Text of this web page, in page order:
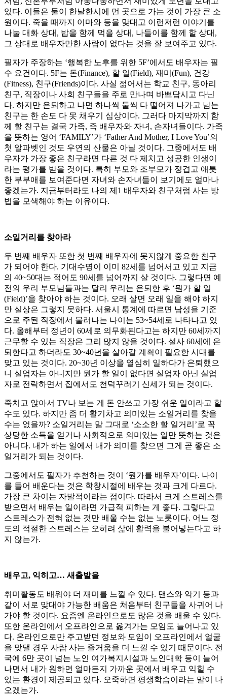
있다. 이들은 둘이 한날한시에 먼 곳으로 가는 것이 가장 큰 소
원이다. 죽을 때까지 이마와 등을 맞대고 이런저런 이야기를
나눌 대화 상대, 밥을 함께 먹을 상대, 나들이를 함께 할 상대,
그 상대로 배우자만한 사람이 없다는 것을 잘 보여주고 있다.
필자가 주장하는 ‘행복한 노후를 위한 5F’에서도 배우자는 필
수 요건이다. 5F는 돈(Finance), 할 일(Field), 재미(Fun), 건강
(Fitness), 친구(Friends)이다. 사실 젊어서는 학교 친구, 동아리
친구, 직장이나 사회 친구들을 주로 만나며 바쁘답시고 다닌
다. 하지만 은퇴하고 나면 하나씩 둘씩 다 떨어져 나가고 남는
친구는 한 손도 다 못 채우기 십상이다. 그러다 마지막까지 함
께 할 친구는 결국 가족, 즉 배우자와 자녀, 손자녀들이다. 가족
을 뜻하는 영어 ‘FAMILY’가 ‘Father And Mother, I Love You’의
첫 알파벳인 것도 우연의 산물은 아닐 것이다. 그중에서도 배
우자가 가장 좋은 친구라면 다른 것 다 제치고 성공한 인생이
라는 평가를 받을 것이다. 특히 부모와 조부모가 정겹고 애틋
한 부부애를 보여준다면 자녀와 손자녀들이 보기에도 얼마나
좋겠는가. 지금부터라도 나의 제1 배우자와 친구처럼 사는 방
법을 모색해야 하는 이유이다.
소일거리를 찾아라
두 번째 배우자 또한 첫 번째 배우자에 못지않게 중요한 친구
가 되어야 한다. 기대수명이 이미 82세를 넘어서고 있고 지금
의 40~50대는 적어도 90세를 넘어까지 살 것이다. 그렇다면 예
전의 우리 부모님들과는 달리 우리는 은퇴한 후 ‘뭔가 할 일
(Field)’을 찾아야 하는 것이다. 오래 살면 오래 일을 해야 하지
만 실상은 그렇지 못하다. 서울시 통계에 따르면 남성을 기준
으로 주된 직장에서 물러나는 나이는 53~54세로 나타나고 있
다. 올해부터 정년이 60세로 의무화된다고는 하지만 60세까지
근무할 수 있는 직장은 그리 많지 않을 것이다. 설사 60세에 은
퇴한다고 하더라도 30~40년을 살아갈 계획이 필요한 시대를
맞고 있는 것이다. 20~30년 이상을 열심히 일하다가 은퇴했으
니 실업자는 아니지만 뭔가 할 일이 없다면 실업자 아닌 실업
자로 전락하면서 집에서도 천덕꾸러기 신세가 되는 것이다.
죽치고 앉아서 TV나 보는 게 돈 안쓰고 가장 쉬운 일이라고 할
수도 있다. 하지만 좀 더 활기차고 의미있는 소일거리를 찾을
수는 없을까? 소일거리는 말 그대로 ‘소소한 할 일거리’로 꼭
상당한 소득을 얻거나 사회적으로 의미있는 일만 뜻하는 것은
아니다. 내가 하는 일에서 내가 의미를 찾으면 그게 곧 좋은 소
일거리가 되는 것이다.
그중에서도 필자가 추천하는 것이 ‘뭔가를 배우자’이다. 나이
를 들어 배운다는 것은 학창시절에 배우는 것과 크게 다르다.
가장 큰 차이는 자발적이라는 점이다. 따라서 크게 스트레스를
받으면서 배우는 일이라면 가급적 피하는 게 좋다. 그렇다고
스트레스가 전혀 없는 것만 배울 수는 없는 노릇이다. 어느 정
도의 적절한 스트레스는 오히려 삶에 활력을 불어넣는다고 하
지 않는가.
배우고, 익히고… 새출발을
취미활동도 배워야 더 재미를 느낄 수 있다. 댄스와 악기 등과
같이 서로 맞대야 가능한 배움은 처음부터 친구들을 사귀어 나
가야 할 것이다. 요즘엔 온라인으로도 많은 것을 배울 수 있다.
또한 온라인에서 오프라인으로 옮겨가는 모임도 늘어나고 있
다. 온라인으로만 주고받던 정보와 모임이 오프라인에서 얼굴
을 맞댈 경우 사람 사는 즐거움을 더 느낄 수 있기 때문이다. 전
국에 6만 곳이 넘는 노인 여가복지시설과 노인대학 등이 늘어
나면서 내가 원하면 얼마든지 가까운 곳에서 배우고 익힐 수
있는 환경이 제공되고 있다. 오죽하면 평생학습이라는 말이 나
오겠는가.